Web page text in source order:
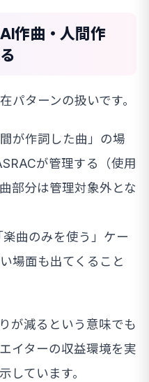
作曲・人間作
パターンの扱いです。
が作詞した曲」の場
が管理する（使用
部分は管理対象外とな
曲のみを使う」ケー
場面も出てくること
が減るという意味でも
イターの収益環境を実
しています。